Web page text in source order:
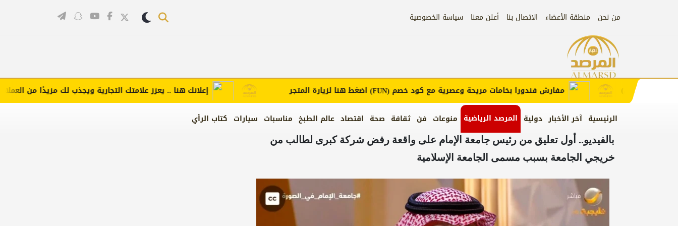
من نحن منطقة الأعضاء الاتصال بنا أعلن معنا سياسة الخصوصية
الرئيسية آخر الأخبار دولية المرصد الرياضية منوعات فن ثقافة صحة اقتصاد عالم الطبخ مناسبات سيارات كتاب الرأي
إعلانك هنا .. يعزز علامتك التجارية ويجذب لك مزيدًا من العملاء مفارش فندورا بخامات مريحة وعصرية مع كود خصم(FUN)اضغط هنا لزيارة المتجر
بالفيديو.. أول تعليق من رئيس جامعة الإمام على واقعة رفض شركة كبرى لطالب من
خريجي الجامعة بسبب مسمى الجامعة الإسلامية